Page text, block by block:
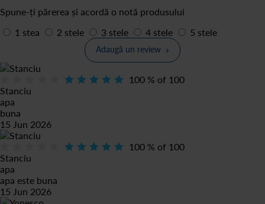
Spune-ți părerea și acordă o notă produsului
1 stea
2 stele 3 stele 4 stele 5 stele
Adaugă un review
100 % of 100
Stanciu
apa
buna
15 Jun 2026
100 % of 100
Stanciu
apa
apa este buna
15 Jun 2026